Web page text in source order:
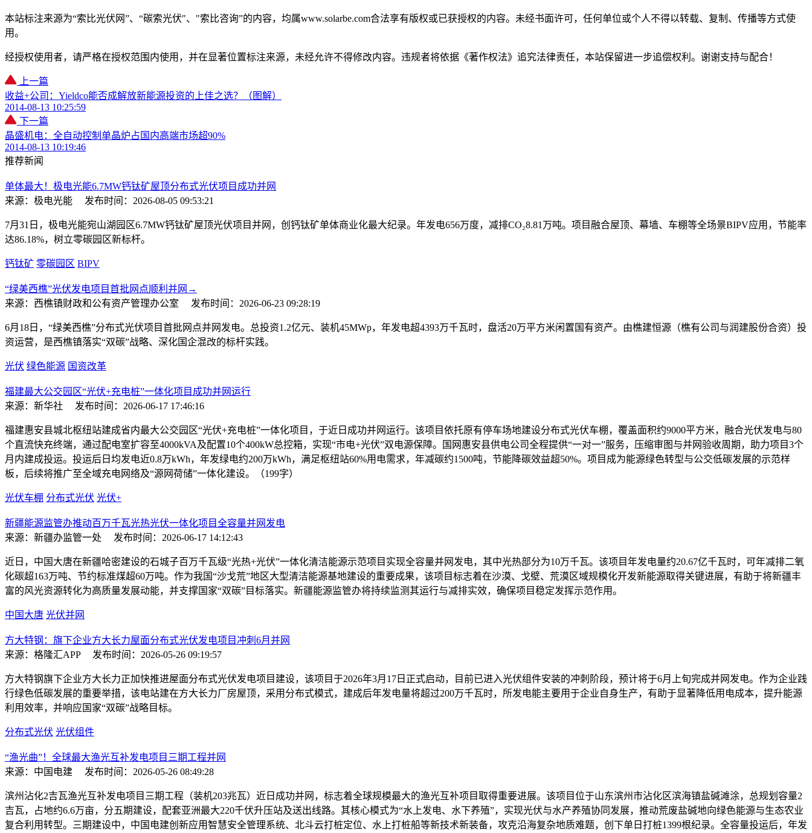
本站标注来源为“索比光伏网”、“碳索光伏"、"索比咨询”的内容，均属www.solarbe.com合法享有版权或已获授权的内容。未经书面许可，任何单位或个人不得以转载、复制、传播等方式使
用。
经授权使用者，请严格在授权范围内使用，并在显著位置标注来源，未经允许不得修改内容。违规者将依据《著作权法》追究法律责任，本站保留进一步追偿权利。谢谢支持与配合！
上一篇
收益+公司：Yieldco能否成解放新能源投资的上佳之选？（图解）
2014-08-13 10:25:59
下一篇
晶盛机电：全自动控制单晶炉占国内高端市场超90%
2014-08-13 10:19:46
推荐新闻
单体最大！极电光能6.7MW钙钛矿屋顶分布式光伏项目成功并网
来源：极电光能
发布时间：2026-08-05 09:53:21
7月31日，极电光能宛山湖园区6.7MW钙钛矿屋顶光伏项目并网，创钙钛矿单体商业化最大纪录。年发电656万度，减排CO₂8.81万吨。项目融合屋顶、幕墙、车棚等全场景BIPV应用，节能率
达86.18%，树立零碳园区新标杆。
钙钛矿 零碳园区 BIPV
“绿美西樵”光伏发电项目首批网点顺利并网→
来源：西樵镇财政和公有资产管理办公室
发布时间：2026-06-23 09:28:19
6月18日，“绿美西樵”分布式光伏项目首批网点并网发电。总投资1.2亿元、装机45MWp，年发电超4393万千瓦时，盘活20万平方米闲置国有资产。由樵建恒源（樵有公司与润建股份合资）投
资运营，是西樵镇落实“双碳”战略、深化国企混改的标杆实践。
光伏 绿色能源 国资改革
福建最大公交园区“光伏+充电桩”一体化项目成功并网运行
来源：新华社
发布时间：2026-06-17 17:46:16
福建惠安县城北枢纽站建成省内最大公交园区“光伏+充电桩”一体化项目，于近日成功并网运行。该项目依托原有停车场地建设分布式光伏车棚，覆盖面积约9000平方米，融合光伏发电与80
个直流快充终端，通过配电室扩容至4000kVA及配置10个400kW总控箱，实现“市电+光伏”双电源保障。国网惠安县供电公司全程提供“一对一”服务，压缩审图与并网验收周期，助力项目3个
月内建成投运。投运后日均发电近0.8万kWh，年发绿电约200万kWh，满足枢纽站60%用电需求，年减碳约1500吨，节能降碳效益超50%。项目成为能源绿色转型与公交低碳发展的示范样
板，后续将推广至全域充电网络及“源网荷储”一体化建设。（199字）
光伏车棚 分布式光伏 光伏+
新疆能源监管办推动百万千瓦光热光伏一体化项目全容量并网发电
来源：新疆办监管一处
发布时间：2026-06-17 14:12:43
近日，中国大唐在新疆哈密建设的石城子百万千瓦级“光热+光伏”一体化清洁能源示范项目实现全容量并网发电，其中光热部分为10万千瓦。该项目年发电量约20.67亿千瓦时，可年减排二氧
化碳超163万吨、节约标准煤超60万吨。作为我国“沙戈荒”地区大型清洁能源基地建设的重要成果，该项目标志着在沙漠、戈壁、荒漠区域规模化开发新能源取得关键进展，有助于将新疆丰
富的风光资源转化为高质量发展动能，并支撑国家“双碳”目标落实。新疆能源监管办将持续监测其运行与减排实效，确保项目稳定发挥示范作用。
中国大唐 光伏并网
方大特钢：旗下企业方大长力屋面分布式光伏发电项目冲刺6月并网
来源：格隆汇APP
发布时间：2026-05-26 09:19:57
方大特钢旗下企业方大长力正加快推进屋面分布式光伏发电项目建设，该项目于2026年3月17日正式启动，目前已进入光伏组件安装的冲刺阶段，预计将于6月上旬完成并网发电。作为企业践
行绿色低碳发展的重要举措，该电站建在方大长力厂房屋顶，采用分布式模式，建成后年发电量将超过200万千瓦时，所发电能主要用于企业自身生产，有助于显著降低用电成本，提升能源
利用效率，并响应国家“双碳”战略目标。
分布式光伏 光伏组件
“渔光曲”！全球最大渔光互补发电项目三期工程并网
来源：中国电建
发布时间：2026-05-26 08:49:28
滨州沾化2吉瓦渔光互补发电项目三期工程（装机203兆瓦）近日成功并网，标志着全球规模最大的渔光互补项目取得重要进展。该项目位于山东滨州市沾化区滨海镇盐碱滩涂，总规划容量2
吉瓦，占地约6.6万亩，分五期建设，配套亚洲最大220千伏升压站及送出线路。其核心模式为“水上发电、水下养殖”，实现光伏与水产养殖协同发展，推动荒废盐碱地向绿色能源与生态农业
复合利用转型。三期建设中，中国电建创新应用智慧安全管理系统、北斗云打桩定位、水上打桩船等新技术新装备，攻克沿海复杂地质难题，创下单日打桩1399根纪录。全容量投运后，年发